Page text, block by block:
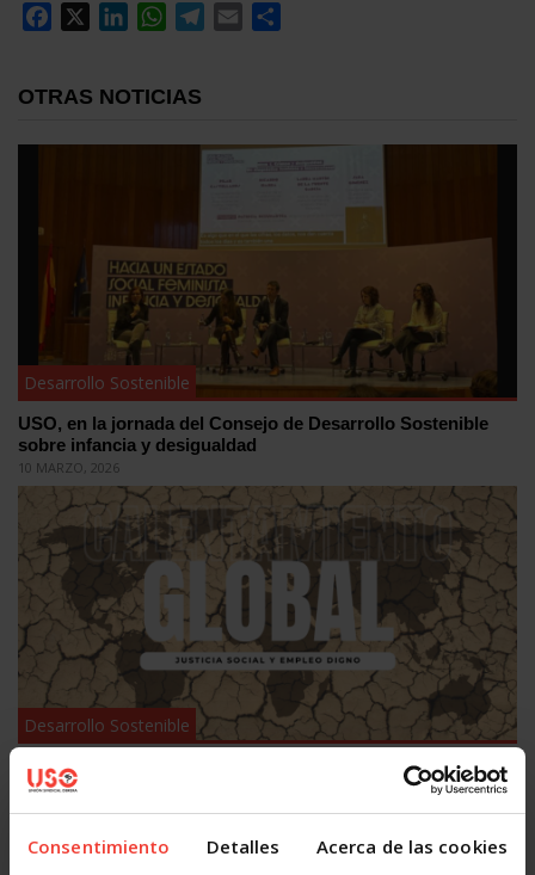
Consentimiento Detalles Acerca de las cookies
Facebook
LinkedInWhatsApp
Telegram
Email
OTRAS NOTICIAS
Desarrollo Sostenible
USO, en la jornada del Consejo de Desarrollo Sostenible
sobre infancia y desigualdad
10 MARZO, 2026
Desarrollo Sostenible
Calentamiento global: justicia social y empleo digno en la
acción climática
28 ENERO, 2026